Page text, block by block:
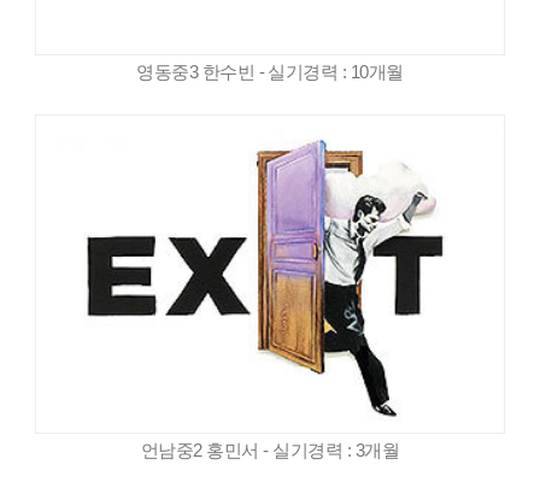
영동중3 한수빈 - 실기경력 : 10개월
언남중2 홍민서 - 실기경력 : 3개월